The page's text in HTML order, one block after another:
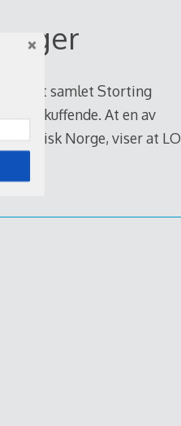
et samlet Storting
skuffende. At en av
politisk Norge, viser at LO